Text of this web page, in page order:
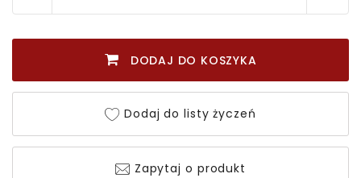
DODAJ DO KOSZYKA
Dodaj do listy życzeń
Zapytaj o produkt